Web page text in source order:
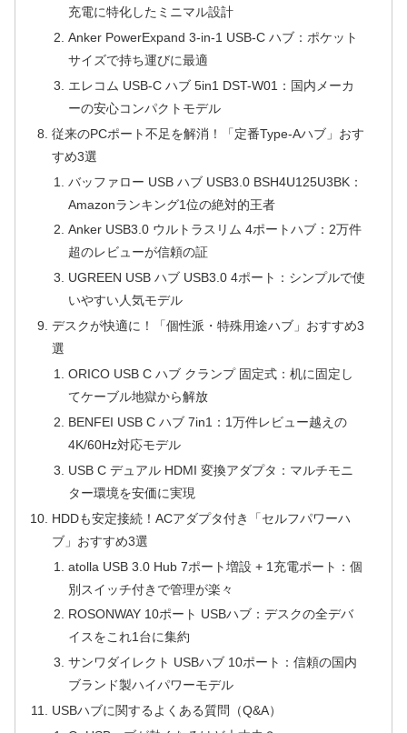
充電に特化したミニマル設計
Anker PowerExpand 3-in-1 USB-C ハブ：ポケット
サイズで持ち運びに最適
エレコム USB-C ハブ 5in1 DST-W01：国内メーカ
ーの安心コンパクトモデル
従来のPCポート不足を解消！「定番Type-Aハブ」おす
すめ3選
バッファロー USB ハブ USB3.0 BSH4U125U3BK：
Amazonランキング1位の絶対的王者
Anker USB3.0 ウルトラスリム 4ポートハブ：2万件
超のレビューが信頼の証
UGREEN USB ハブ USB3.0 4ポート：シンプルで使
いやすい人気モデル
デスクが快適に！「個性派・特殊用途ハブ」おすすめ3
選
ORICO USB C ハブ クランプ 固定式：机に固定し
てケーブル地獄から解放
BENFEI USB C ハブ 7in1：1万件レビュー越えの
4K/60Hz対応モデル
USB C デュアル HDMI 変換アダプタ：マルチモニ
ター環境を安価に実現
HDDも安定接続！ACアダプタ付き「セルフパワーハ
ブ」おすすめ3選
atolla USB 3.0 Hub 7ポート増設 + 1充電ポート：個
別スイッチ付きで管理が楽々
ROSONWAY 10ポート USBハブ：デスクの全デバ
イスをこれ1台に集約
サンワダイレクト USBハブ 10ポート：信頼の国内
ブランド製ハイパワーモデル
USBハブに関するよくある質問（Q&A）